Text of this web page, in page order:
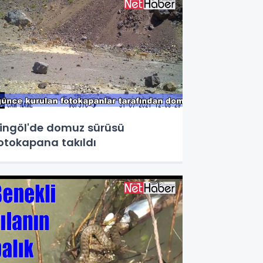
domuz sürüsü
takıldı